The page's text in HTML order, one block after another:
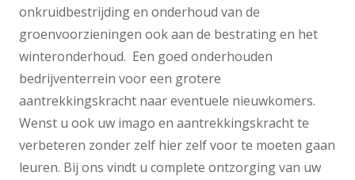
onkruidbestrijding en onderhoud van de
groenvoorzieningen ook aan de bestrating en het
winteronderhoud. Een goed onderhouden
bedrijventerrein voor een grotere
aantrekkingskracht naar eventuele nieuwkomers.
Wenst u ook uw imago en aantrekkingskracht te
verbeteren zonder zelf hier zelf voor te moeten gaan
leuren. Bij ons vindt u complete ontzorging van uw